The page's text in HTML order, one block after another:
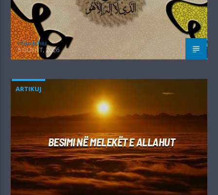
Irfan Jahiu
5 GUSHT, 2026
ARTIKUJ
BESIMI NË MELEKËT E ALLAHUT